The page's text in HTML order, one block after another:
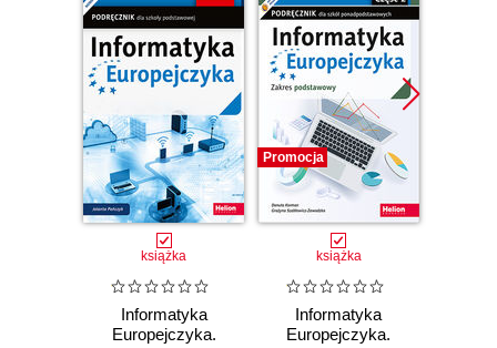
książka
Informatyka
Europejczyka.
Promocja
książka
Informatyka
Europejczyka.